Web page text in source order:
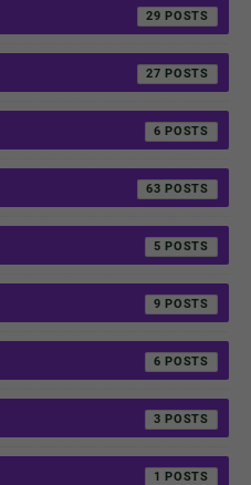
29
27
6
63
5
9
6
3
1